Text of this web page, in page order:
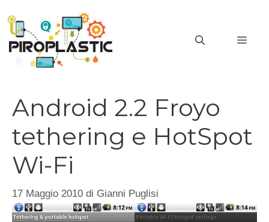
contenuto
Android 2.2 Froyo
tethering e HotSpot
Wi-Fi
17 Maggio 2010 di Gianni Puglisi